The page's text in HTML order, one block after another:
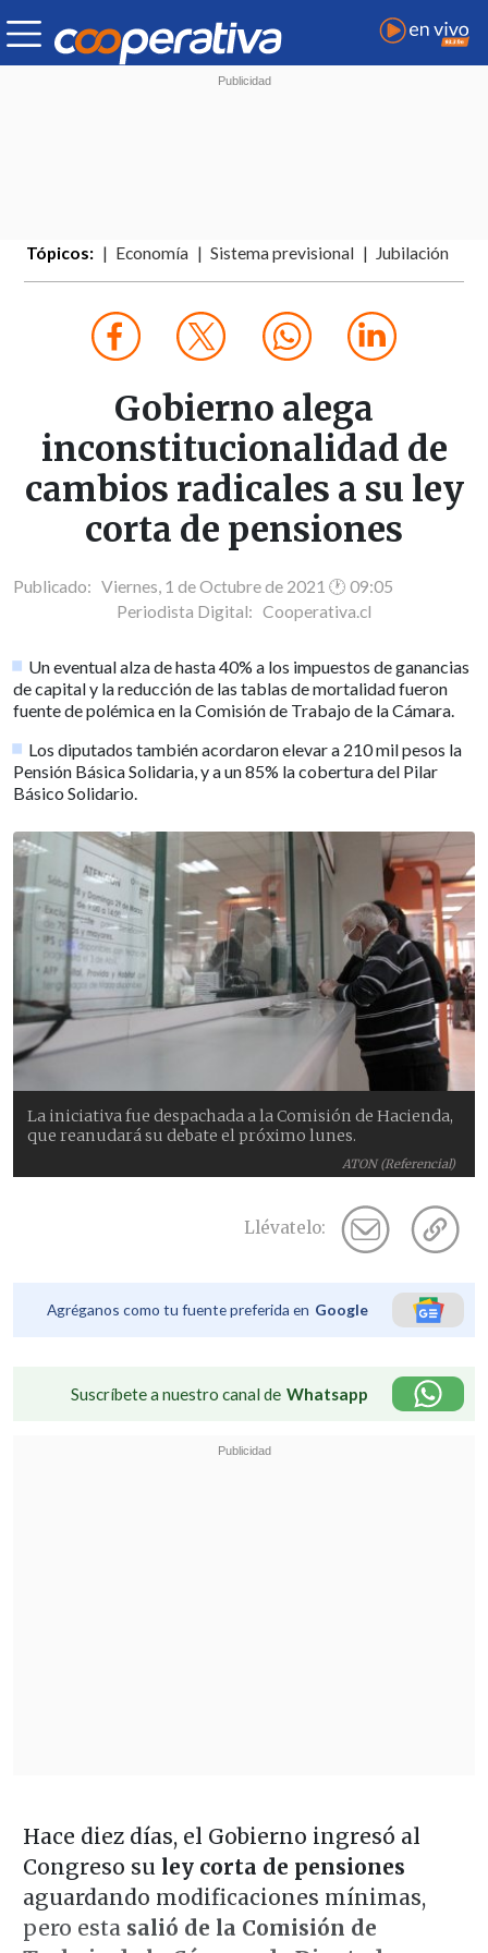
Tópicos: Economía Sistema previsional Jubilación
Gobierno alega
inconstitucionalidad de
cambios radicales a su ley
corta de pensiones
Publicado: Viernes, 1 de Octubre de 2021 🕐 09:05
Periodista Digital: Cooperativa.cl
Un eventual alza de hasta 40% a los impuestos de ganancias
de capital y la reducción de las tablas de mortalidad fueron
fuente de polémica en la Comisión de Trabajo de la Cámara.
Los diputados también acordaron elevar a 210 mil pesos la
Pensión Básica Solidaria, y a un 85% la cobertura del Pilar
Básico Solidario.
ATON (Referencial)
La iniciativa fue despachada a la Comisión de Hacienda,
que reanudará su debate el próximo lunes.
Llévatelo:
Agréganos como tu fuente preferida en Google
Suscríbete a nuestro canal de Whatsapp
Hace diez días, el Gobierno ingresó al
Congreso su ley corta de pensiones
aguardando modificaciones mínimas,
pero esta salió de la Comisión de